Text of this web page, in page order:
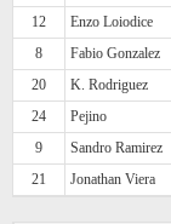
12
Enzo Loiodice
8
Fabio Gonzalez
20
K. Rodriguez
24
Pejino
9
Sandro Ramirez
21
Jonathan Viera